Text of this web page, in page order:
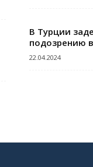
В Турции
подозрению
22.04.2024